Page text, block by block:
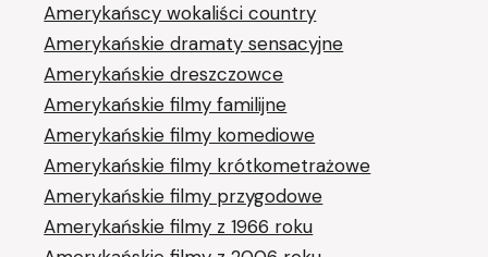
Amerykańscy wokaliści country
Amerykańskie dramaty sensacyjne
Amerykańskie dreszczowce
Amerykańskie filmy familijne
Amerykańskie filmy komediowe
Amerykańskie filmy krótkometrażowe
Amerykańskie filmy przygodowe
Amerykańskie filmy z 1966 roku